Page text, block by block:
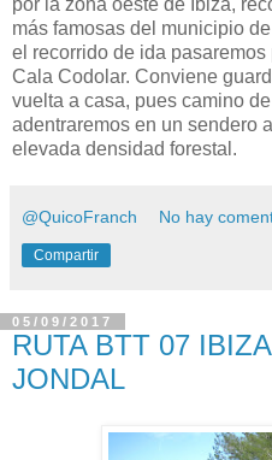
por la zona oeste de Ibiza,
más famosas del municipio
el recorrido de ida
Cala Codolar. Conviene
vuelta a casa, pues camino
adentraremos en un sendero
elevada densidad forestal.
@QuicoFranch No hay
Compartir
05/09/2017
RUTA BTT 07
JONDAL